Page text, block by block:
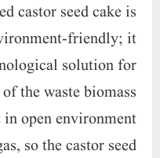
castor seed cake is
friendly; it
solution for
the waste biomass
open environment
so the castor seed